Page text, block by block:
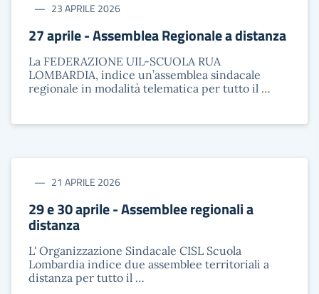
23 APRILE 2026
27 aprile - Assemblea Regionale a distanza
La FEDERAZIONE UIL-SCUOLA RUA
LOMBARDIA, indice un’assemblea sindacale
regionale in modalità telematica per tutto il …
21 APRILE 2026
29 e 30 aprile - Assemblee regionali a
distanza
L' Organizzazione Sindacale CISL Scuola
Lombardia indice due assemblee territoriali a
distanza per tutto il …